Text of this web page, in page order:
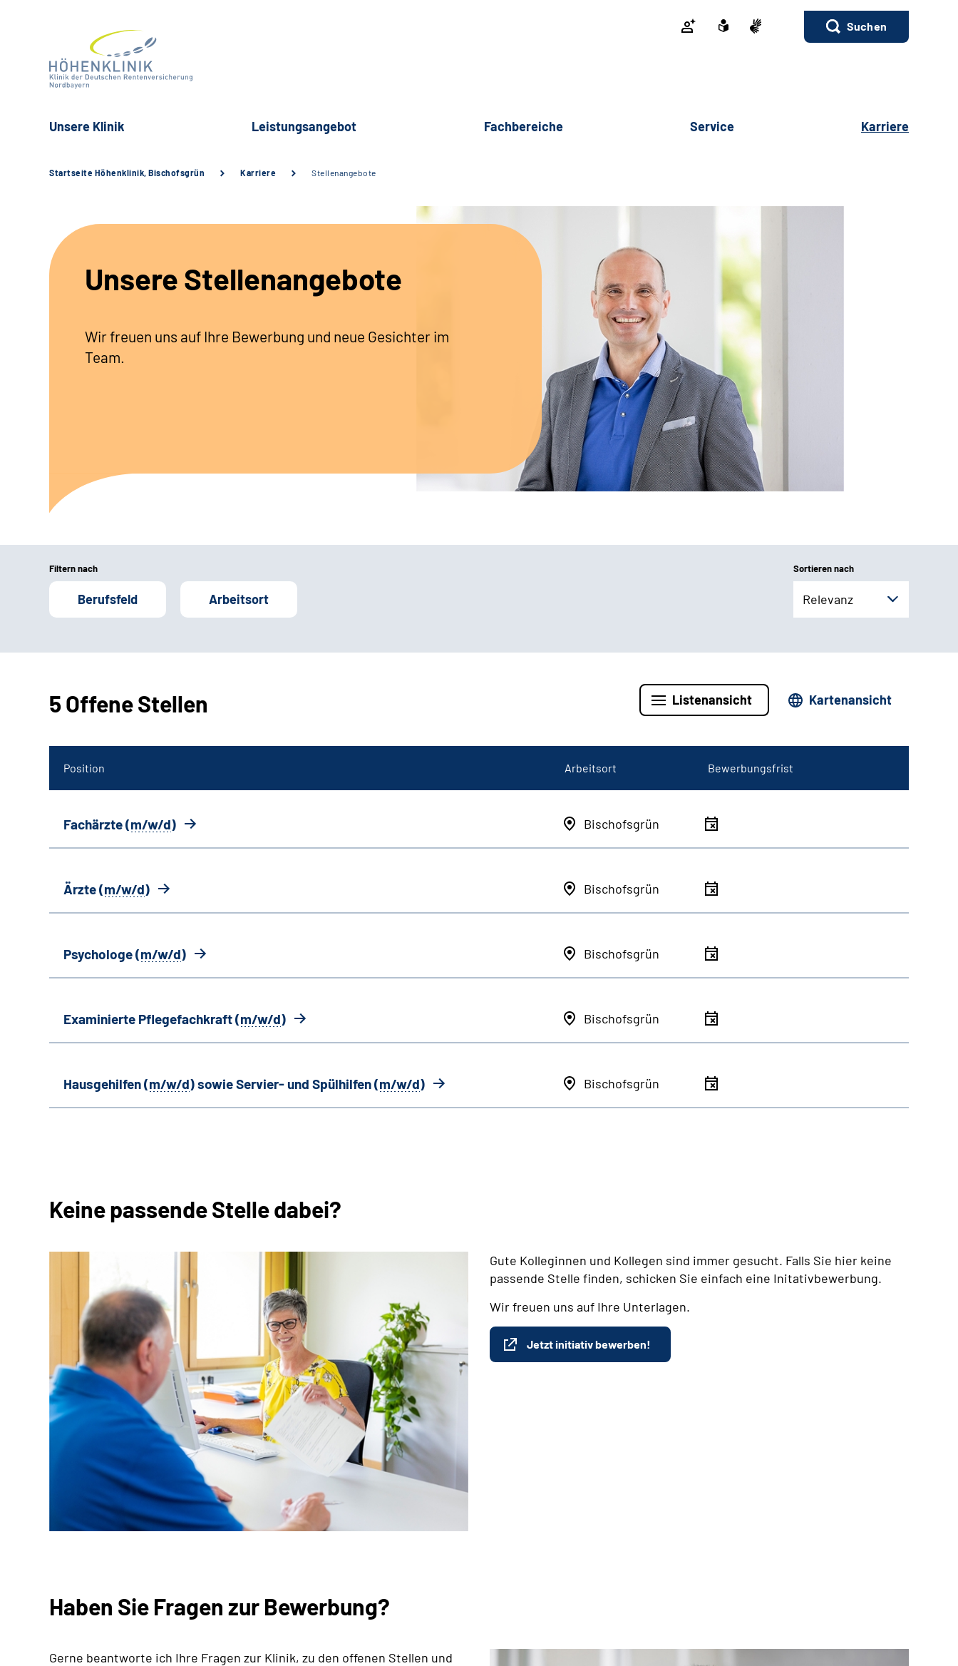
Suchen
Unsere Klinik Leistungsangebot Fachbereiche Service Karriere
Startseite Höhenklinik, Bischofsgrün Karriere Stellenangebote
Unsere Stellenangebote
Wir freuen uns auf Ihre Bewerbung und neue Gesichter im
Team.
Filtern nach
Berufsfeld Arbeitsort
Sortieren nach
Relevanz
5 Offene Stellen Listenansicht Kartenansicht
Position Arbeitsort Bewerbungsfrist
Fachärzte (m/w/d) Bischofsgrün
Ärzte (m/w/d) Bischofsgrün
Psychologe (m/w/d) Bischofsgrün
Examinierte Pflegefachkraft (m/w/d) Bischofsgrün
Hausgehilfen (m/w/d) sowie Servier- und Spülhilfen (m/w/d) Bischofsgrün
Keine passende Stelle dabei?
Gute Kolleginnen und Kollegen sind immer gesucht. Falls Sie hier keine
passende Stelle finden, schicken Sie einfach eine Initativbewerbung.
Wir freuen uns auf Ihre Unterlagen.
Jetzt initiativ bewerben!
Haben Sie Fragen zur Bewerbung?
Gerne beantworte ich Ihre Fragen zur Klinik, zu den offenen Stellen und